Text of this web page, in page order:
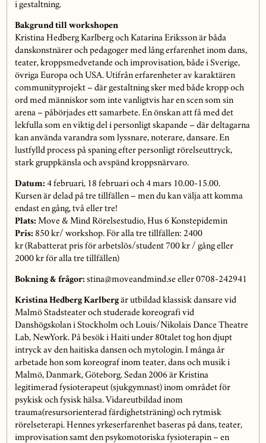
i gestaltning.
Bakgrund till workshopen
Kristina Hedberg Karlberg och Katarina Eriksson är båda
danskonstnärer och pedagoger med lång erfarenhet inom dans,
teater, kroppsmedvetande och improvisation, både i Sverige,
övriga Europa och USA. Utifrån erfarenheter av karaktären
communityprojekt – där gestaltning sker med både kropp och
ord med människor som inte vanligtvis har en scen som sin
arena – påbörjades ett samarbete. En önskan att få med det
lekfulla som en viktig del i personligt skapande – där deltagarna
kan använda varandra som lyssnare, noterare, dansare. En
lustfylld process på spaning efter personligt rörelseuttryck,
stark gruppkänsla och avspänd kroppsnärvaro.
Datum:4 februari, 18 februari och 4 mars 10.00-15.00.
Kursen är delad på tre tillfällen – men du kan välja att komma
endast en gång, två eller tre!
Plats:Move & Mind Rörelsestudio, Hus 6 Konstepidemin
Pris:850 kr/ workshop. För alla tre tillfällen: 2400
kr (Rabatterat pris för arbetslös/student 700 kr / gång eller
2000 kr för alla tre tillfällen)
Bokning & frågor:stina@moveandmind.se eller 0708-242941
Kristina Hedberg Karlbergär utbildad klassisk dansare vid
Malmö Stadsteater och studerade koreografi vid
Danshögskolan i Stockholm och Louis/Nikolais Dance Theatre
Lab, NewYork. På besök i Haiti under 80talet tog hon djupt
intryck av den haitiska dansen och mytologin. I många år
arbetade hon som koreograf inom teater, dans och musik i
Malmö, Danmark, Göteborg. Sedan 2006 är Kristina
legitimerad fysioterapeut (sjukgymnast) inom området för
psykisk och fysisk hälsa. Vidareutbildad inom
trauma(resursorienterad färdighetsträning) och rytmisk
rörelseterapi. Hennes yrkeserfarenhet baseras på dans, teater,
improvisation samt den psykomotoriska fysioterapin – en